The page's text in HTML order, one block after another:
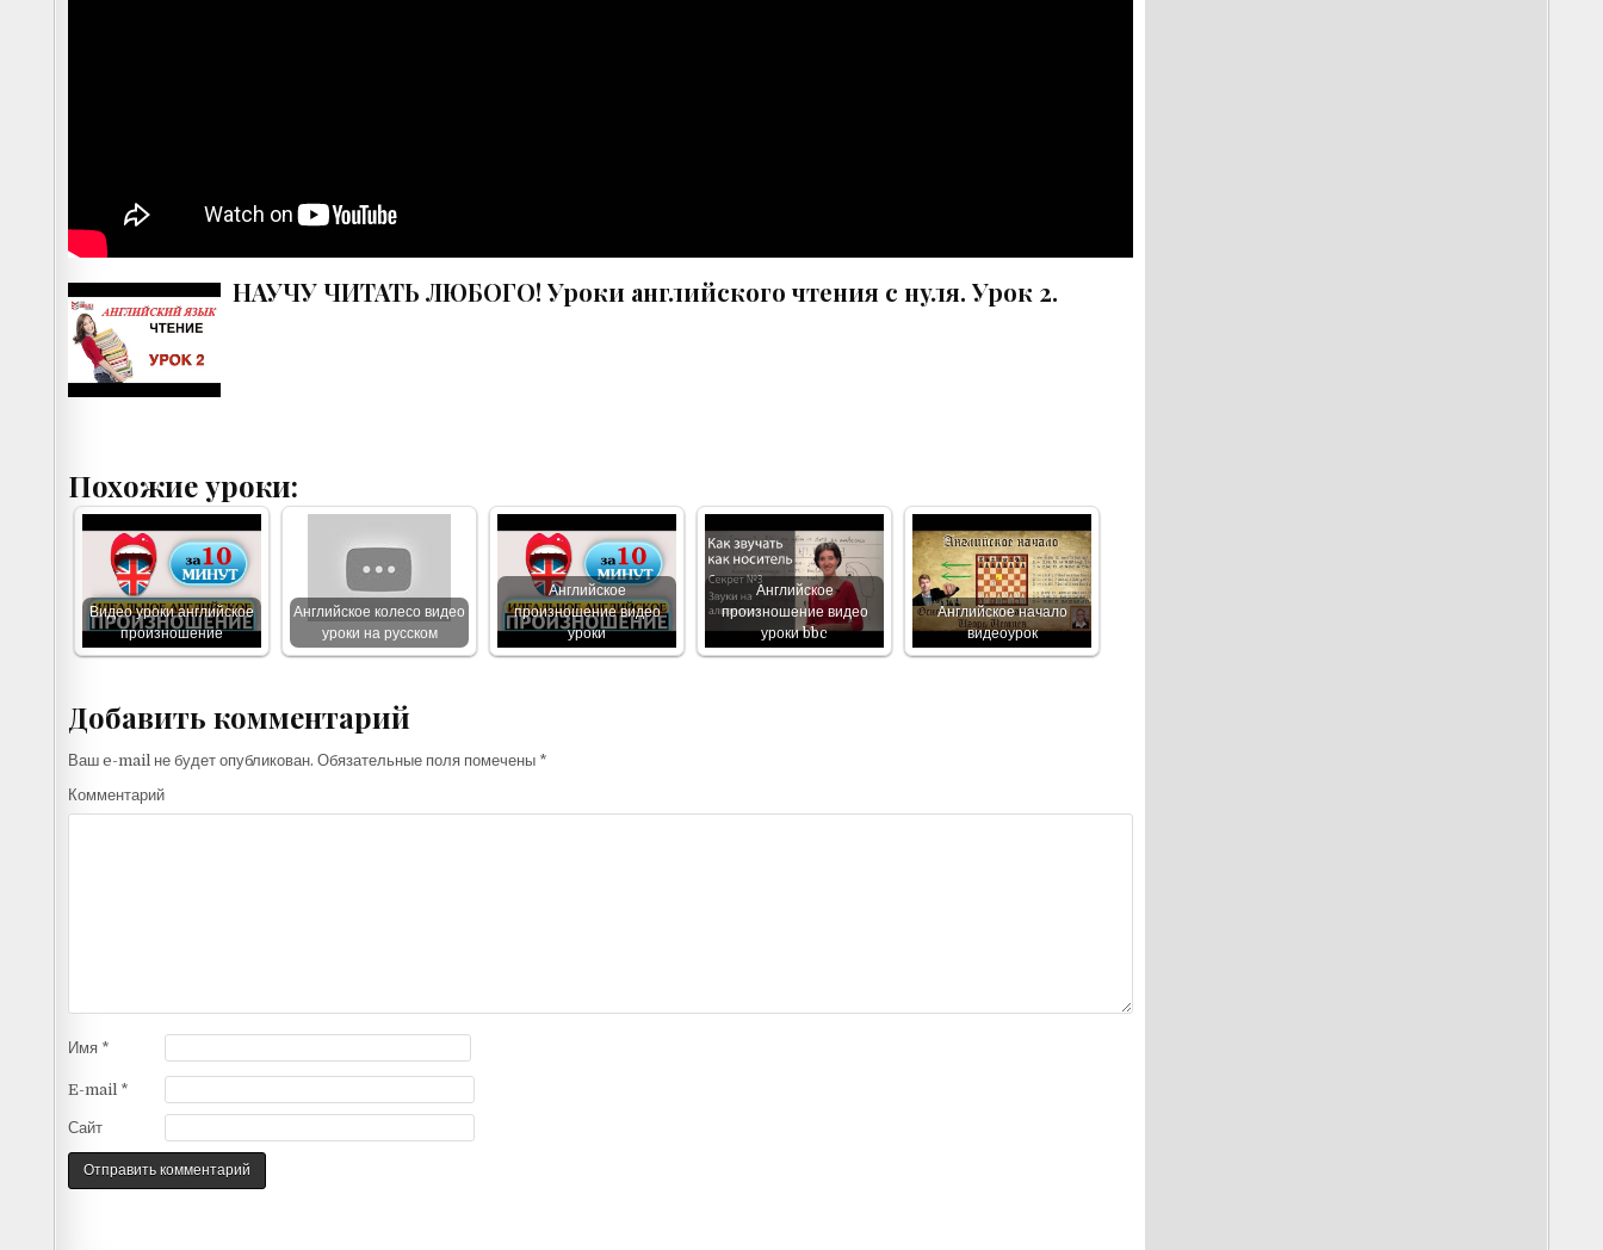
НАУЧУ ЧИТАТЬ ЛЮБОГО! Уроки английского чтения с нуля. Урок 2.
Похожие уроки:
Видео уроки английское
произношение
Английское колесо видео
уроки на русском
Английское
произношение видео
уроки
Английское
произношение видео
уроки bbc
Английское начало
видеоурок
Добавить комментарий
Ваш e-mail не будет опубликован. Обязательные поля помечены *
Комментарий
Имя *
E-mail *
Сайт